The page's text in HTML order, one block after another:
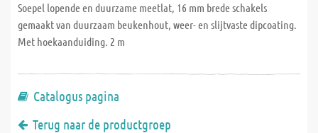
Soepel lopende en duurzame meetlat, 16 mm brede schakels
gemaakt van duurzaam beukenhout, weer- en slijtvaste dipcoating.
Met hoekaanduiding. 2 m
Catalogus pagina
Terug naar de productgroep